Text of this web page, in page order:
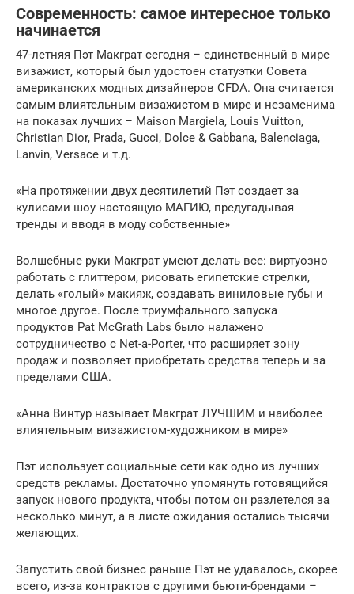
Современность: самое интересное только
начинается
47-летняя Пэт Макграт сегодня – единственный в мире
визажист, который был удостоен статуэтки Совета
американских модных дизайнеров CFDA. Она считается
самым влиятельным визажистом в мире и незаменима
на показах лучших – Maison Margiela, Louis Vuitton,
Christian Dior, Prada, Gucci, Dolce & Gabbana, Balenciaga,
Lanvin, Versace и т.д.
«На протяжении двух десятилетий Пэт создает за
кулисами шоу настоящую МАГИЮ, предугадывая
тренды и вводя в моду собственные»
Волшебные руки Макграт умеют делать все: виртуозно
работать с глиттером, рисовать египетские стрелки,
делать «голый» макияж, создавать виниловые губы и
многое другое. После триумфального запуска
продуктов Pat McGrath Labs было налажено
сотрудничество с Net-a-Porter, что расширяет зону
продаж и позволяет приобретать средства теперь и за
пределами США.
«Анна Винтур называет Макграт ЛУЧШИМ и наиболее
влиятельным визажистом-художником в мире»
Пэт использует социальные сети как одно из лучших
средств рекламы. Достаточно упомянуть готовящийся
запуск нового продукта, чтобы потом он разлетелся за
несколько минут, а в листе ожидания остались тысячи
желающих.
Запустить свой бизнес раньше Пэт не удавалось, скорее
всего, из-за контрактов с другими бьюти-брендами –